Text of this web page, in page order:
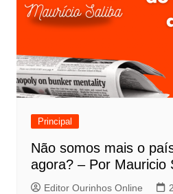
Principal
Não somos mais o
agora? – Por Mauricio
Editor Ourinhos Online